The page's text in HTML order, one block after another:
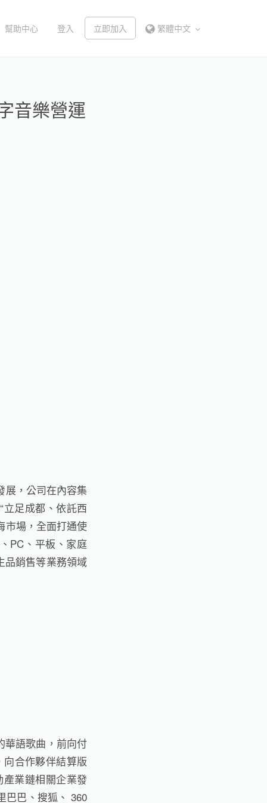
幫助中心 登入 立即加入 繁體中文
音樂營運
展，公司在內容集
足成都、依託西
市場，全面打通使
PC、平板、家庭
品銷售等業務領域
華語歌曲，前向付
合作夥伴結算版
業鏈相關企業發
巴巴、搜狐、 360